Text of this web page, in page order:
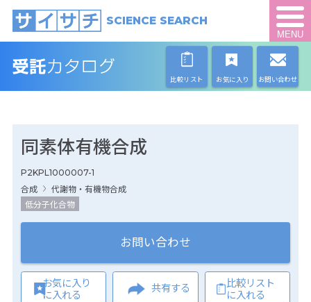
SCIENCE SEARCH
MENU
比較リスト お気に入り お問い合わせ
同素体有機合成
P2KPL1000007-1
合成
代謝物・有機物合成
低分子化合物
お問い合わせ
お気に入り
に入れる
共有する
比較リスト
に入れる